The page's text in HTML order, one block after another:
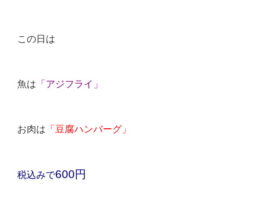
この日は
魚は 「アジフライ」
お肉は 「豆腐ハンバーグ」
税込みで600円